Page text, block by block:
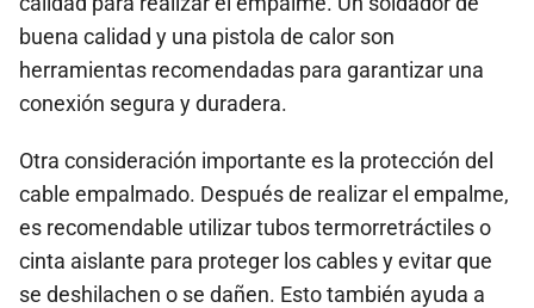
buena calidad y una pistola de calor son
herramientas recomendadas para garantizar una
conexión segura y duradera.
Otra consideración importante es la protección del
cable empalmado. Después de realizar el empalme,
es recomendable utilizar tubos termorretráctiles o
cinta aislante para proteger los cables y evitar que
se deshilachen o se dañen. Esto también ayuda a